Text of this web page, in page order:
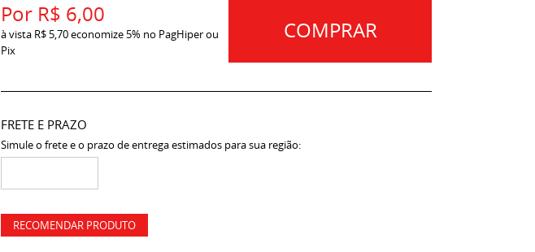
Por R$ 6,00
à vista R$ 5,70economize 5% no PagHiper ou
Pix
COMPRAR
FRETE E PRAZO
Simule o frete e o prazo de entrega estimados para sua região:
RECOMENDAR PRODUTO